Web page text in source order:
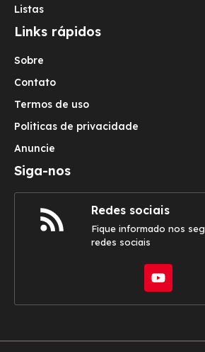
Listas
Links rápidos
Sobre
Contato
Termos de uso
Politicas de privacidade
Anuncie
Siga-nos
Redes sociais
Fique informado nos
redes sociais